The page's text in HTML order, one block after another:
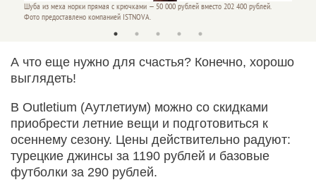
Шуба из меха норки прямая с крючками — 50 000 рублей вместо 202 400 рублей.
Фото предоставлено компанией ISTNOVA.
А что еще нужно для счастья? Конечно, хорошо
выглядеть!
В Outletium (Аутлетиум) можно со скидками
приобрести летние вещи и подготовиться к
осеннему сезону. Цены действительно радуют:
турецкие джинсы за 1190 рублей и базовые
футболки за 290 рублей.